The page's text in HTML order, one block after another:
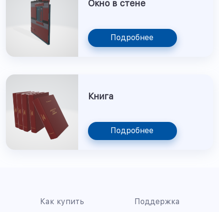
Окно в стене
Подробнее
Книга
Подробнее
Как купить Поддержка